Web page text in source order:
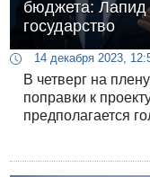
бюджета: Лапид
государство
14 декабря 2023,
В четверг на
поправки к
предполагается